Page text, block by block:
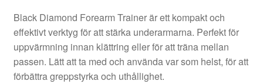
Black Diamond Forearm Trainer är ett kompakt och
effektivt verktyg för att stärka underarmarna. Perfekt för
uppvärmning innan klättring eller för att träna mellan
passen. Lätt att ta med och använda var som helst, för att
förbättra greppstyrka och uthållighet.